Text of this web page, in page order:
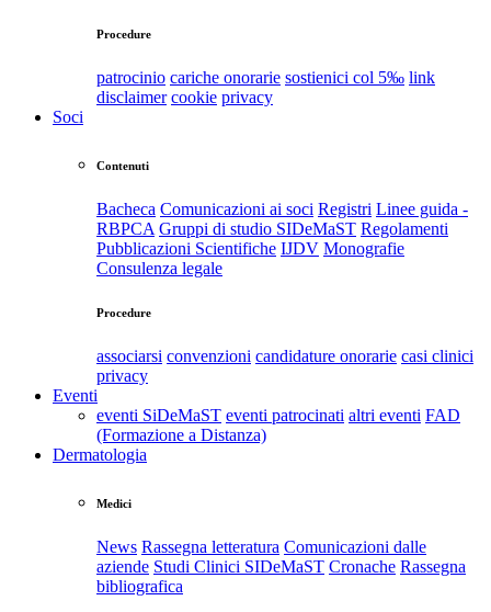
Procedure
patrocinio cariche onorarie sostienici col 5‰ link
disclaimer cookie privacy
Soci
Contenuti
Bacheca Comunicazioni ai soci Registri Linee guida -
RBPCA Gruppi di studio SIDeMaST Regolamenti
Pubblicazioni Scientifiche IJDV Monografie
Consulenza legale
Procedure
associarsi convenzioni candidature onorarie casi clinici
privacy
Eventi
eventi SiDeMaST eventi patrocinati altri eventi FAD
(Formazione a Distanza)
Dermatologia
Medici
News Rassegna letteratura Comunicazioni dalle
aziende Studi Clinici SIDeMaST Cronache Rassegna
bibliografica